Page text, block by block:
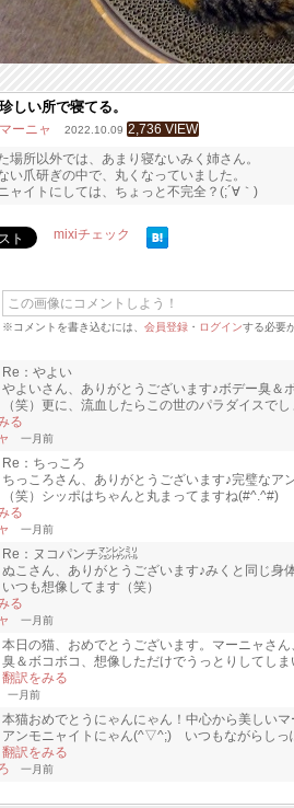
珍しい所で寝てる。
マーニャ 2022.10.09 2,736 VIEW
場所以外では、あまり寝ないみく姉さん。
い爪研ぎの中で、丸くなっていました。
ャイトにしては、ちょっと不完全？(;´∀｀)
mixiチェック
※コメントを書き込むには、 会員登録 ・ ログインする必要
Re：やよい
やよいさん、ありがとうございます♪ボデー臭
（笑）更に、流血したらこの世のパラダイスでし
る
一月前
Re：ちっころ
ちっころさん、ありがとうございます♪完璧なア
（笑）シッポはちゃんと丸まってますね(#^.^#)
る
一月前
Re：ヌコパンチ㍇㍖㍊
ぬこさん、ありがとうございます♪みくと同じ身
いつも想像してます（笑）
る
一月前
本日の猫、おめでとうございます。マーニャさ
臭＆ボコボコ、想像しただけでうっとりしてし
翻訳をみる
一月前
本猫おめでとうにゃんにゃん！中心から美しい
アンモニャイトにゃん(^▽^;) いつもながらしっ
翻訳をみる
一月前